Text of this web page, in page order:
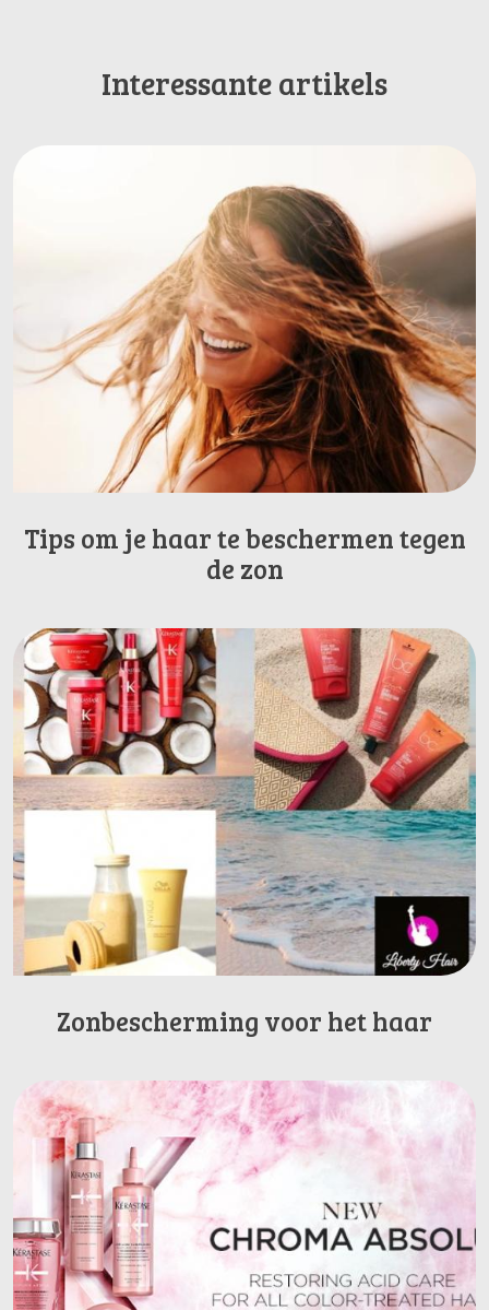
Interessante artikels
Tips om je haar te beschermen tegen
de zon
Zonbescherming voor het haar